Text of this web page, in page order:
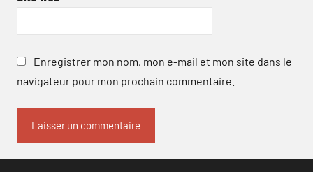
Enregistrer mon nom, mon e-mail et mon site dans le
navigateur pour mon prochain commentaire.